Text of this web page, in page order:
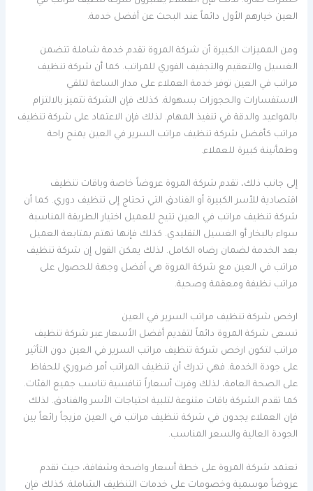
العين خيارهم الأول دائماً عند البحث عن أفضل خدمة.
ومن المميزات الكبيرة أن شركة المروة تقدم خدمة شاملة تتضمن
الغسيل والتعقيم والتجفيف الفوري للمراتب. كما أن شركة تنظيف
مراتب في العين توفر خدمة العملاء على مدار الساعة لتلقي
الاستفسارات والحجوزات بسهولة. كذلك فإن الشركة تتميز بالالتزام
بالمواعيد والدقة في تنفيذ المهام. لذلك فإن الاعتماد على شركة تنظيف
مراتب كأفضل شركة تنظيف مراتب السرير في العين يمنح راحة
وطمأنينة كبيرة للعملاء.
إلى جانب ذلك، تقدم شركة المروة عروضاً خاصة وباقات تنظيف
اقتصادية للأسر الكبيرة أو الفنادق التي تحتاج إلى تنظيف دوري. كما أن
شركة تنظيف مراتب في العين تتيح للعميل اختيار الطريقة المناسبة
سواء بالبخار أو الغسيل التقليدي. كذلك فإنها تهتم بمتابعة العميل
بعد الخدمة لضمان رضاه الكامل. لذلك يمكن القول إن شركة تنظيف
مراتب في العين مع شركة المروة هي أفضل وجهة للحصول على
مراتب نظيفة ومعقمة وصحية.
ارخص شركة تنظيف مراتب السرير في العين
تسعى شركة المروة دائماً لتقديم أفضل الأسعار عبر شركة تنظيف
مراتب لتكون ارخص شركة تنظيف مراتب السرير في العين دون التأثير
على جودة الخدمة. فهي تدرك أن تنظيف المراتب أمر ضروري للحفاظ
على الصحة العامة، لذلك وفرت أسعاراً تنافسية تناسب جميع الفئات.
كما تقدم الشركة باقات متنوعة لتلبية احتياجات الأسر والفنادق. لذلك
فإن العملاء يجدون في شركة تنظيف مراتب في العين مزيجاً رائعاً بين
الجودة العالية والسعر المناسب.
تعتمد شركة المروة على خطة أسعار واضحة وشفافة، حيث تقدم
عروضاً موسمية وخصومات على خدمات التنظيف الشاملة. كذلك فإن